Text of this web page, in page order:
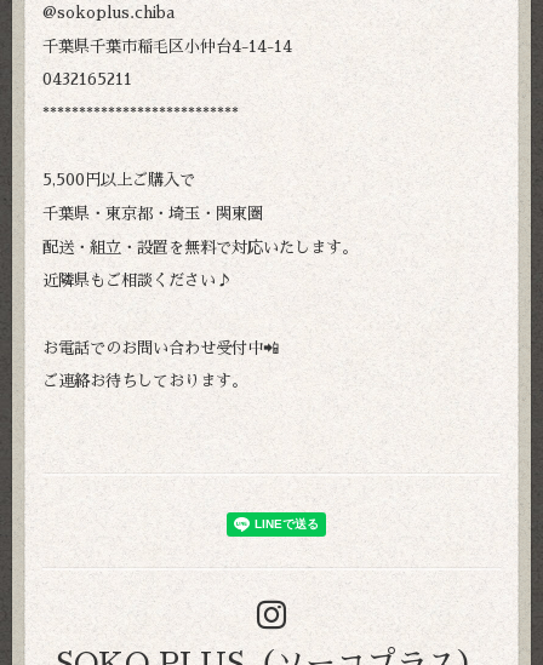
@sokoplus.chiba
千葉県千葉市稲毛区小仲台4-14-14
0432165211
***************************
5,500円以上ご購入で
千葉県・東京都・埼玉・関東圏
配送・組立・設置を無料で対応いたします。
近隣県もご相談ください♪
お電話でのお問い合わせ受付中📲
ご連絡お待ちしております。